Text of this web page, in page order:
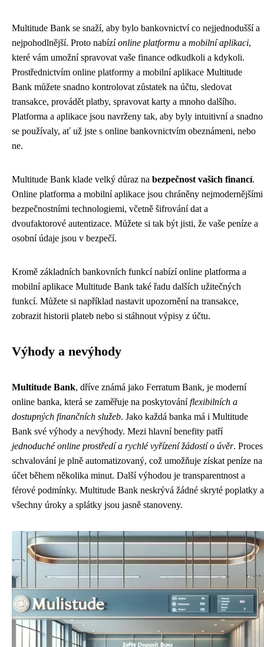
Multitude Bank se snaží, aby bylo bankovnictví co nejjednodušší a
nejpohodlnější. Proto nabízíonline platformu a mobilní aplikaci,
které vám umožní spravovat vaše finance odkudkoli a kdykoli.
Prostřednictvím online platformy a mobilní aplikace Multitude
Bank můžete snadno kontrolovat zůstatek na účtu, sledovat
transakce, provádět platby, spravovat karty a mnoho dalšího.
Platforma a aplikace jsou navrženy tak, aby byly intuitivní a snadno
se používaly, ať už jste s online bankovnictvím obeznámeni, nebo
ne.
Multitude Bank klade velký důraz na bezpečnost vašich financí.
Online platforma a mobilní aplikace jsou chráněny nejmodernějšími
bezpečnostními technologiemi, včetně šifrování dat a
dvoufaktorové autentizace. Můžete si tak být jisti, že vaše peníze a
osobní údaje jsou v bezpečí.
Kromě základních bankovních funkcí nabízí online platforma a
mobilní aplikace Multitude Bank také řadu dalších užitečných
funkcí. Můžete si například nastavit upozornění na transakce,
zobrazit historii plateb nebo si stáhnout výpisy z účtu.
Výhody a nevýhody
Multitude Bank, dříve známá jako Ferratum Bank, je moderní
online banka, která se zaměřuje na poskytováníflexibilních a
dostupných finančních služeb. Jako každá banka má i Multitude
Bank své výhody a nevýhody. Mezi hlavní benefity patří
jednoduché online prostředí a rychlé vyřízení žádostí o úvěr. Proces
schvalování je plně automatizovaný, což umožňuje získat peníze na
účet během několika minut. Další výhodou je transparentnost a
férové ​​podmínky. Multitude Bank neskrývá žádné skryté poplatky a
všechny úroky a splátky jsou jasně stanoveny.